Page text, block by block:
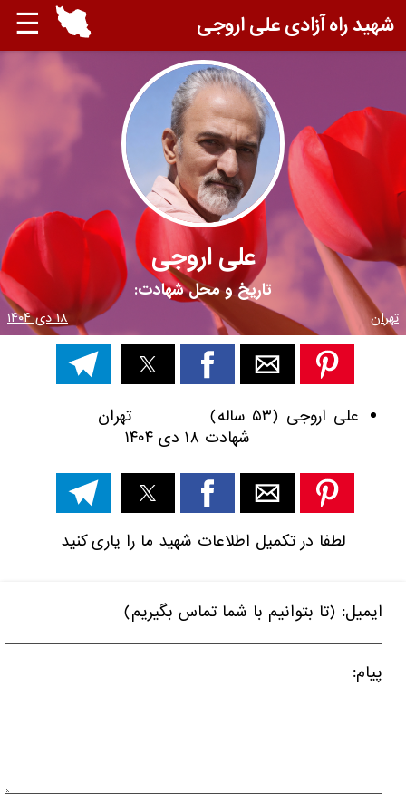
☰ شهید راه آزادی علی اروجی
علی اروجی
تاریخ و محل شهادت:
تهران ۱۸ دی ۱۴۰۴
علی اروجی (۵۳ ساله) تهران
شهادت ۱۸ دی ۱۴۰۴
لطفا در تکمیل اطلاعات شهید ما را یاری کنید
ایمیل: (تا بتوانیم با شما تماس بگیریم)
پیام: